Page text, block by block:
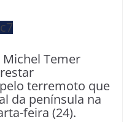
Temer
terremoto que
da península na
feira (24).